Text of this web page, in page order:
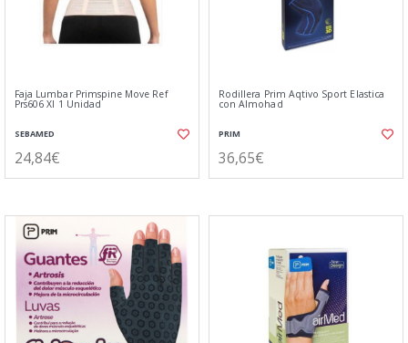
Faja Lumbar Primspine Move Ref
Prs606 Xl 1 Unidad
SEBAMED
24,84€
Rodillera Prim Aqtivo Sport Elastica
con Almohad
PRIM
36,65€